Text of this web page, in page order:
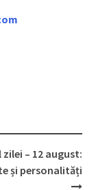
– 12 august:
și personalități